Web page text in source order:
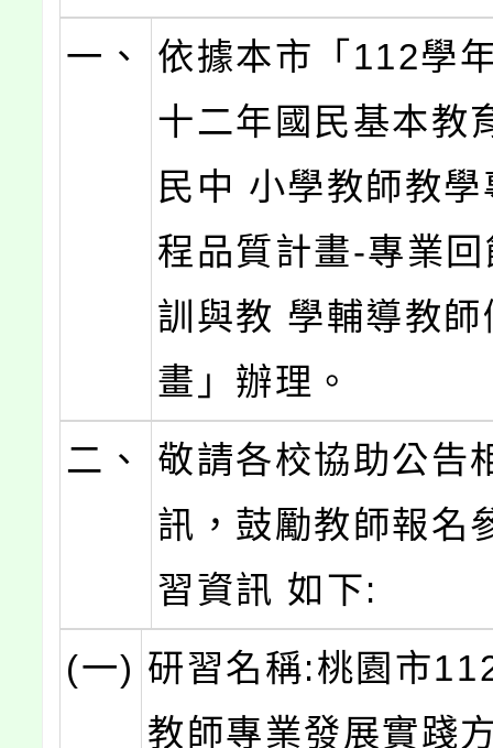
一、
依據本市「112學
十二年國民基本教
民中 小學教師教
程品質計畫-專業
訓與教 學輔導教師
畫」辦理。
二、
敬請各校協助公告
訊，鼓勵教師報名
習資訊 如下:
(一) 研習名稱:桃園市
教師專業發展實踐